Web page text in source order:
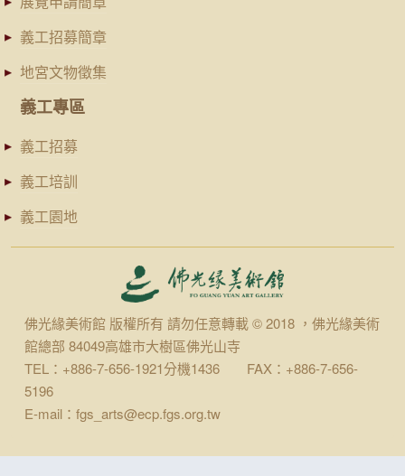
義工招募簡章
地宮文物徵集
義工專區
義工招募
義工培訓
義工園地
佛光緣美術館 版權所有 請勿任意轉載 © 2018 ，佛光緣美術
館總部 84049高雄市大樹區佛光山寺
TEL：+886-7-656-1921分機1436 FAX：+886-7-656-
5196
E-mail：fgs_arts@ecp.fgs.org.tw